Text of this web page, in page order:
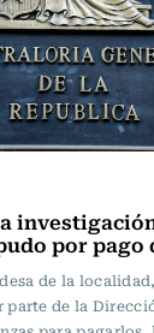
por pago
de la
de la